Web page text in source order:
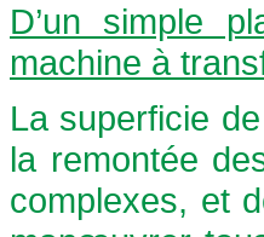
D’un simple
machine à
La superficie
la remontée
complexes, et